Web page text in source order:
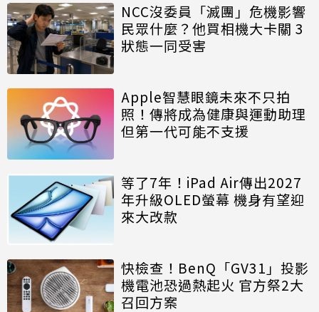
NCC沒委員「滅團」危機影響
民眾什麼？他買相機大卡關 3
狀態一同受害
Apple智慧眼鏡未來不只拍
照！傳將成為健康與運動助理
但第一代可能不支援
等了7年！iPad Air傳出2027
年升級OLED螢幕 機身有望迎
來大改款
快檢查！BenQ「GV31」投影
機電池恐過熱起火 官方祭2大
召回方案